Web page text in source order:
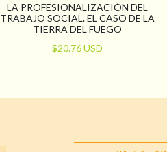
LA PROFESIONALIZACIÓN DEL
TRABAJO SOCIAL. EL CASO DE LA
TIERRA DEL FUEGO
$20.76 USD